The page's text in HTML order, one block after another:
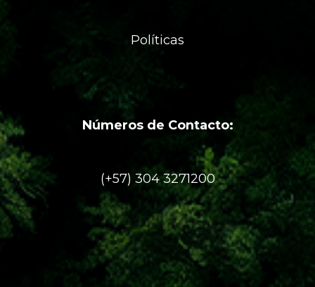
Políticas
Números de Contacto:
(+57) 304 3271200